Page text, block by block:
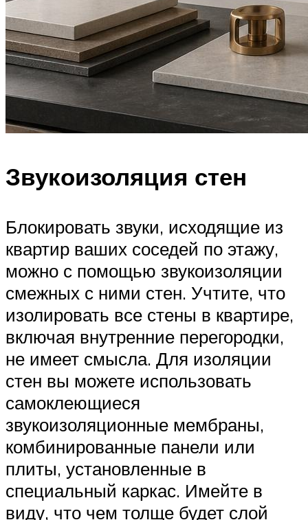
Звукоизоляция стен
Блокировать звуки, исходящие из
квартир ваших соседей по этажу,
можно с помощью звукоизоляции
смежных с ними стен. Учтите, что
изолировать все стены в квартире,
включая внутренние перегородки,
не имеет смысла. Для изоляции
стен вы можете использовать
самоклеющиеся
звукоизоляционные мембраны,
комбинированные панели или
плиты, установленные в
специальный каркас. Имейте в
виду, что чем толще будет слой